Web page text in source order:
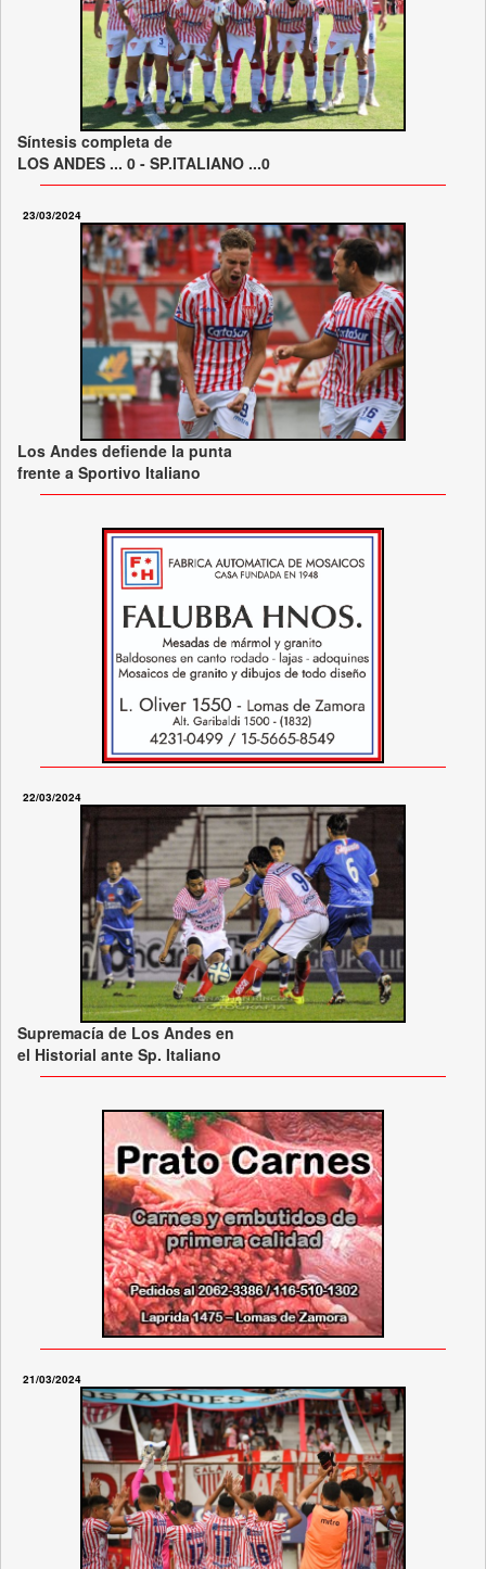
Síntesis completa de
LOS ANDES ... 0 - SP.ITALIANO ...0
23/03/2024
Los Andes defiende la punta
frente a Sportivo Italiano
22/03/2024
Supremacía de Los Andes en
el Historial ante Sp. Italiano
21/03/2024